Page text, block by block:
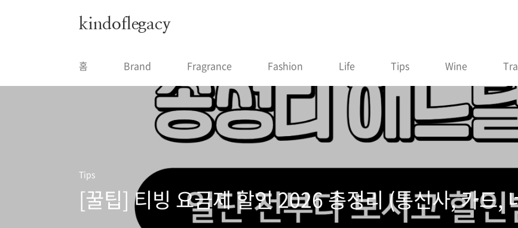
kindoflegacy
홈 Brand Fragrance Fashion Life Tips Wine
Tips
[꿀팁] 티빙 요금제 할인 2026 총정리 (통신사, 카드,